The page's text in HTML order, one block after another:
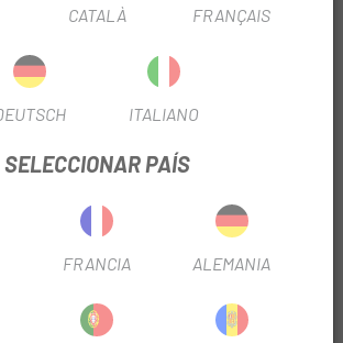
8 mm
n.° 2, llaves para radios 14G / 15G
de alambre de acero, 2 palancas para
y herramienta para cadena de acero CrMo
CATALÀ FRANÇAIS
ITALIANO
SELECCIONAR PAÍS
FRANCIA ALEMANIA